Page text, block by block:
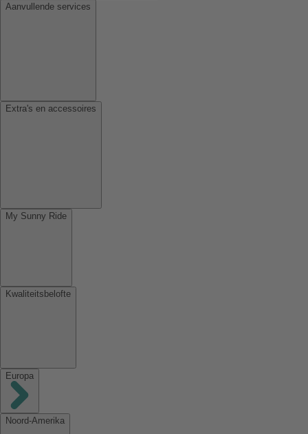
Aanvullende services
Extra's en accessoires
My Sunny Ride
Kwaliteitsbelofte
Europa
Noord-Amerika